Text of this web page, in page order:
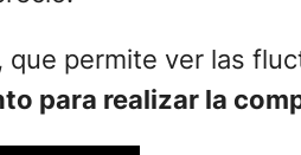
, que permite ver las
para realizar la